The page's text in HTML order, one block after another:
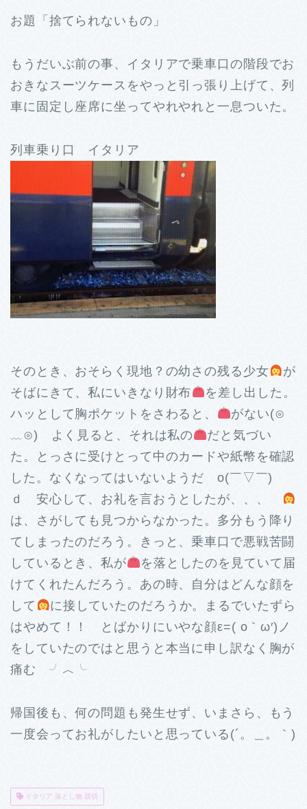
お題「捨てられないもの」
もうだいぶ前の事、イタリアで乗車口の階段でお
おきなスーツケースをやっと引っ張り上げて、列
車に固定し座席に坐ってやれやれと一息ついた。
列車乗り口 イタリア
そのとき、おそらく現地？の幼さの残る少女
が
そばにきて、私にいきなり財布
を差し出した。
ハッとして胸ポケットをさわると、
がない(⊙
﹏⊙) よく見ると、それは私の
だと気づい
た。とっさに受けとって中のカードや紙幣を確認
した。なくなってはいないようだ o(￣▽￣)
ｄ 安心して、お礼を言おうとしたが、、、
は、さがしても見つからなかった。多分もう降り
てしまったのだろう。きっと、乗車口で悪戦苦闘
しているとき、私が
を落としたのを見ていて届
けてくれたんだろう。あの時、自分はどんな顔を
して
に接していたのだろうか。まるでいたずら
はやめて！！ とばかりにいやな顔ε=( o｀ω′)ノ
をしていたのではと思うと本当に申し訳なく胸が
痛む ╯︿╰
帰国後も、何の問題も発生せず、いまさら、もう
一度会ってお礼がしたいと思っている(´。＿。｀)
イタリア 落とし物 親切